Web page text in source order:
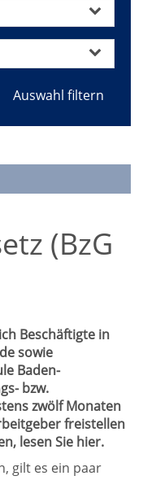
(BzG
Beschäftigte in
sowie
Baden-
bzw.
zwölf Monaten
freistellen
lesen Sie hier.
gilt es ein paar